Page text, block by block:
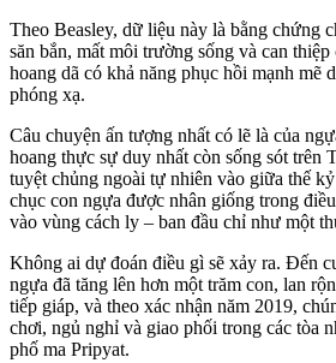
Theo Beasley, dữ liệu này là bằng chứng
săn bắn, mất môi trường sống và can
hoang dã có khả năng phục hồi mạnh mẽ
phóng xạ.
Câu chuyện ấn tượng nhất có lẽ là của
hoang thực sự duy nhất còn sống sót trên
tuyệt chủng ngoài tự nhiên vào giữa thế
chục con ngựa được nhân giống trong
vào vùng cách ly – ban đầu chỉ như một
Không ai dự đoán điều gì sẽ xảy ra. Đến
ngựa đã tăng lên hơn một trăm con, lan
tiếp giáp, và theo xác nhận năm 2019,
chơi, ngủ nghỉ và giao phối trong các tòa
phố ma Pripyat.